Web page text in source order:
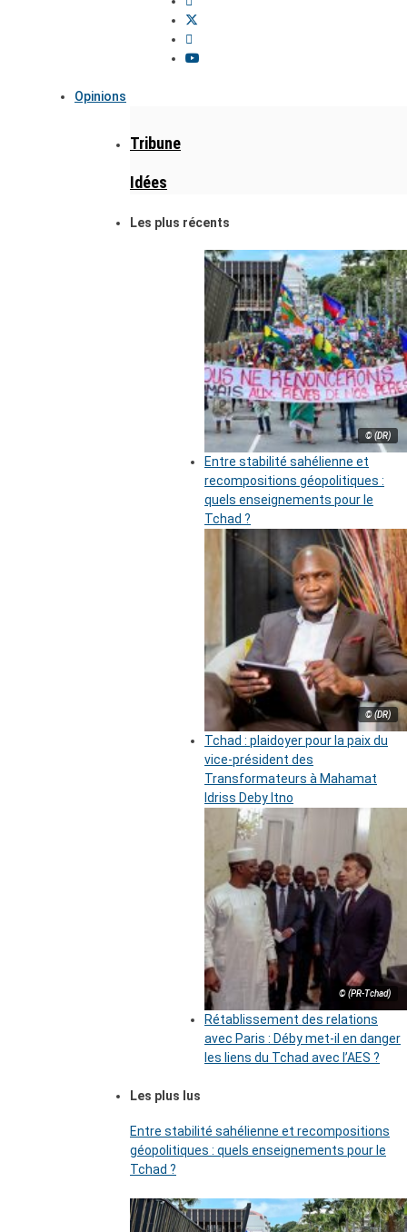
Opinions
Tribune
Idées
Les plus récents
© (DR)
Entre stabilité sahélienne et
recompositions géopolitiques :
quels enseignements pour le
Tchad ?
© (DR)
Tchad : plaidoyer pour la paix du
vice-président des
Transformateurs à Mahamat
Idriss Deby Itno
© (PR-Tchad)
Rétablissement des relations
avec Paris : Déby met-il en danger
les liens du Tchad avec l’AES ?
Les plus lus
Entre stabilité sahélienne et recompositions
géopolitiques : quels enseignements pour le
Tchad ?